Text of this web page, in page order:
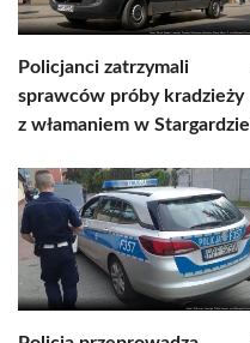
Policjanci zatrzymali
sprawców próby kradzieży
z włamaniem w Stargardzie